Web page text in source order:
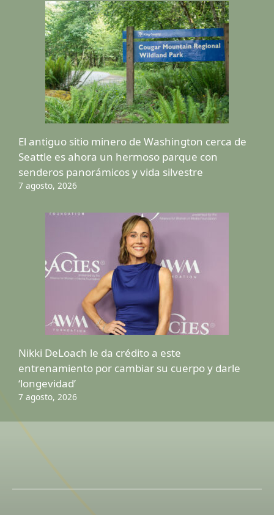
El antiguo sitio minero de Washington cerca de
Seattle es ahora un hermoso parque con
senderos panorámicos y vida silvestre
7 agosto, 2026
Nikki DeLoach le da crédito a este
entrenamiento por cambiar su cuerpo y darle
‘longevidad’
7 agosto, 2026